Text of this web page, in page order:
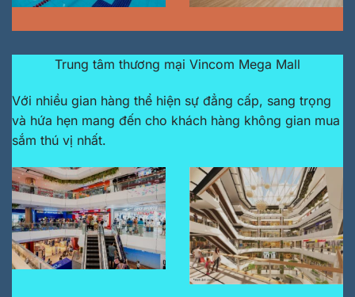
Trung tâm thương mại Vincom Mega Mall
Với nhiều gian hàng thể hiện sự đẳng cấp, sang trọng
và hứa hẹn mang đến cho khách hàng không gian mua
sắm thú vị nhất.